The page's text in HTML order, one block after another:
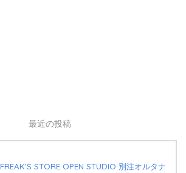
最近の投稿
FREAK’S STORE OPEN STUDIO 別注オルタナ